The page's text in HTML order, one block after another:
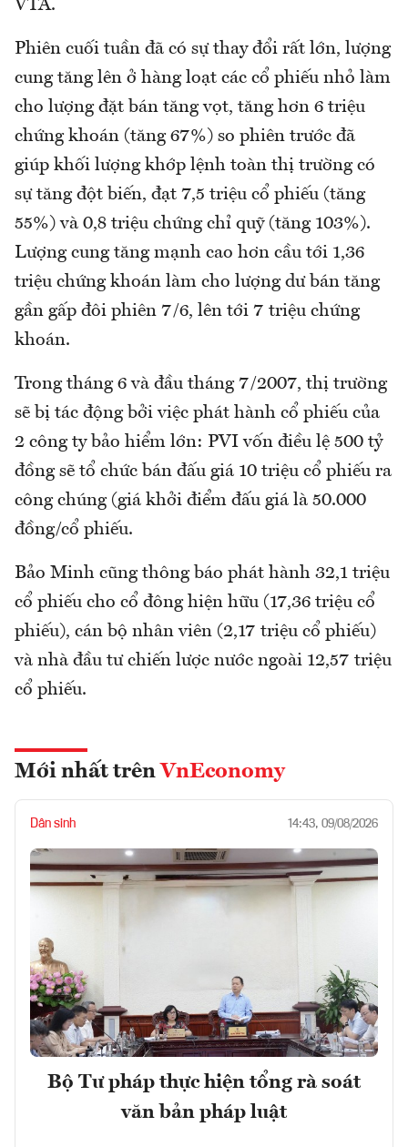
VTA.
Phiên cuối tuần đã có sự thay đổi rất lớn, lượng
cung tăng lên ở hàng loạt các cổ phiếu nhỏ làm
cho lượng đặt bán tăng vọt, tăng hơn 6 triệu
chứng khoán (tăng 67%) so phiên trước đã
giúp khối lượng khớp lệnh toàn thị trường có
sự tăng đột biến, đạt 7,5 triệu cổ phiếu (tăng
55%) và 0,8 triệu chứng chỉ quỹ (tăng 103%).
Lượng cung tăng mạnh cao hơn cầu tới 1,36
triệu chứng khoán làm cho lượng dư bán tăng
gần gấp đôi phiên 7/6, lên tới 7 triệu chứng
khoán.
Trong tháng 6 và đầu tháng 7/2007, thị trường
sẽ bị tác động bởi việc phát hành cổ phiếu của
2 công ty bảo hiểm lớn: PVI vốn điều lệ 500 tỷ
đồng sẽ tổ chức bán đấu giá 10 triệu cổ phiếu ra
công chúng (giá khởi điểm đấu giá là 50.000
đồng/cổ phiếu.
Bảo Minh cũng thông báo phát hành 32,1 triệu
cổ phiếu cho cổ đông hiện hữu (17,36 triệu cổ
phiếu), cán bộ nhân viên (2,17 triệu cổ phiếu)
và nhà đầu tư chiến lược nước ngoài 12,57 triệu
cổ phiếu.
Mới nhất trên VnEconomy
Dân sinh 14:43, 09/08/2026
Bộ Tư pháp thực hiện tổng rà soát
văn bản pháp luật